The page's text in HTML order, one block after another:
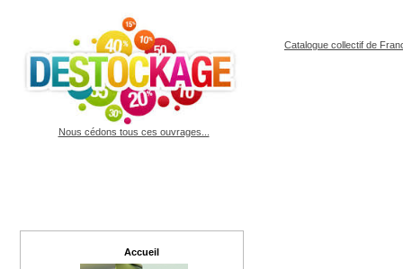
Catalogue collectif de
Nous cédons tous ces ouvrages...
Accueil